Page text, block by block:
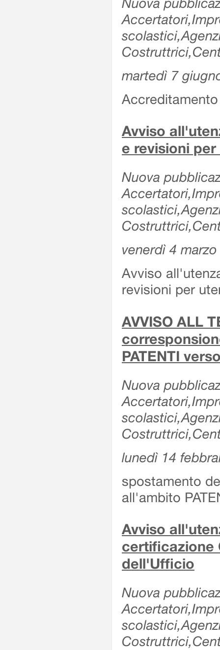
martedì 7
Avviso
e revisioni
Nuova
venerdì 4
Avviso
revisioni per
AVVISO ALL
PATENTI
Nuova
lunedì 14
spostamento
all'ambito
Avviso
certificazione
dell'Ufficio
Nuova